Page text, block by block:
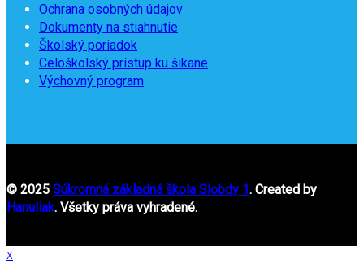
Ochrana osobných údajov
Dokumenty na stiahnutie
Školský poriadok
Celoškolský prístup ku šikane
Výchovný program
© 2025 Súkromná základná škola Slobdy 1. Created by
Hanuliak. Všetky práva vyhradené.
x